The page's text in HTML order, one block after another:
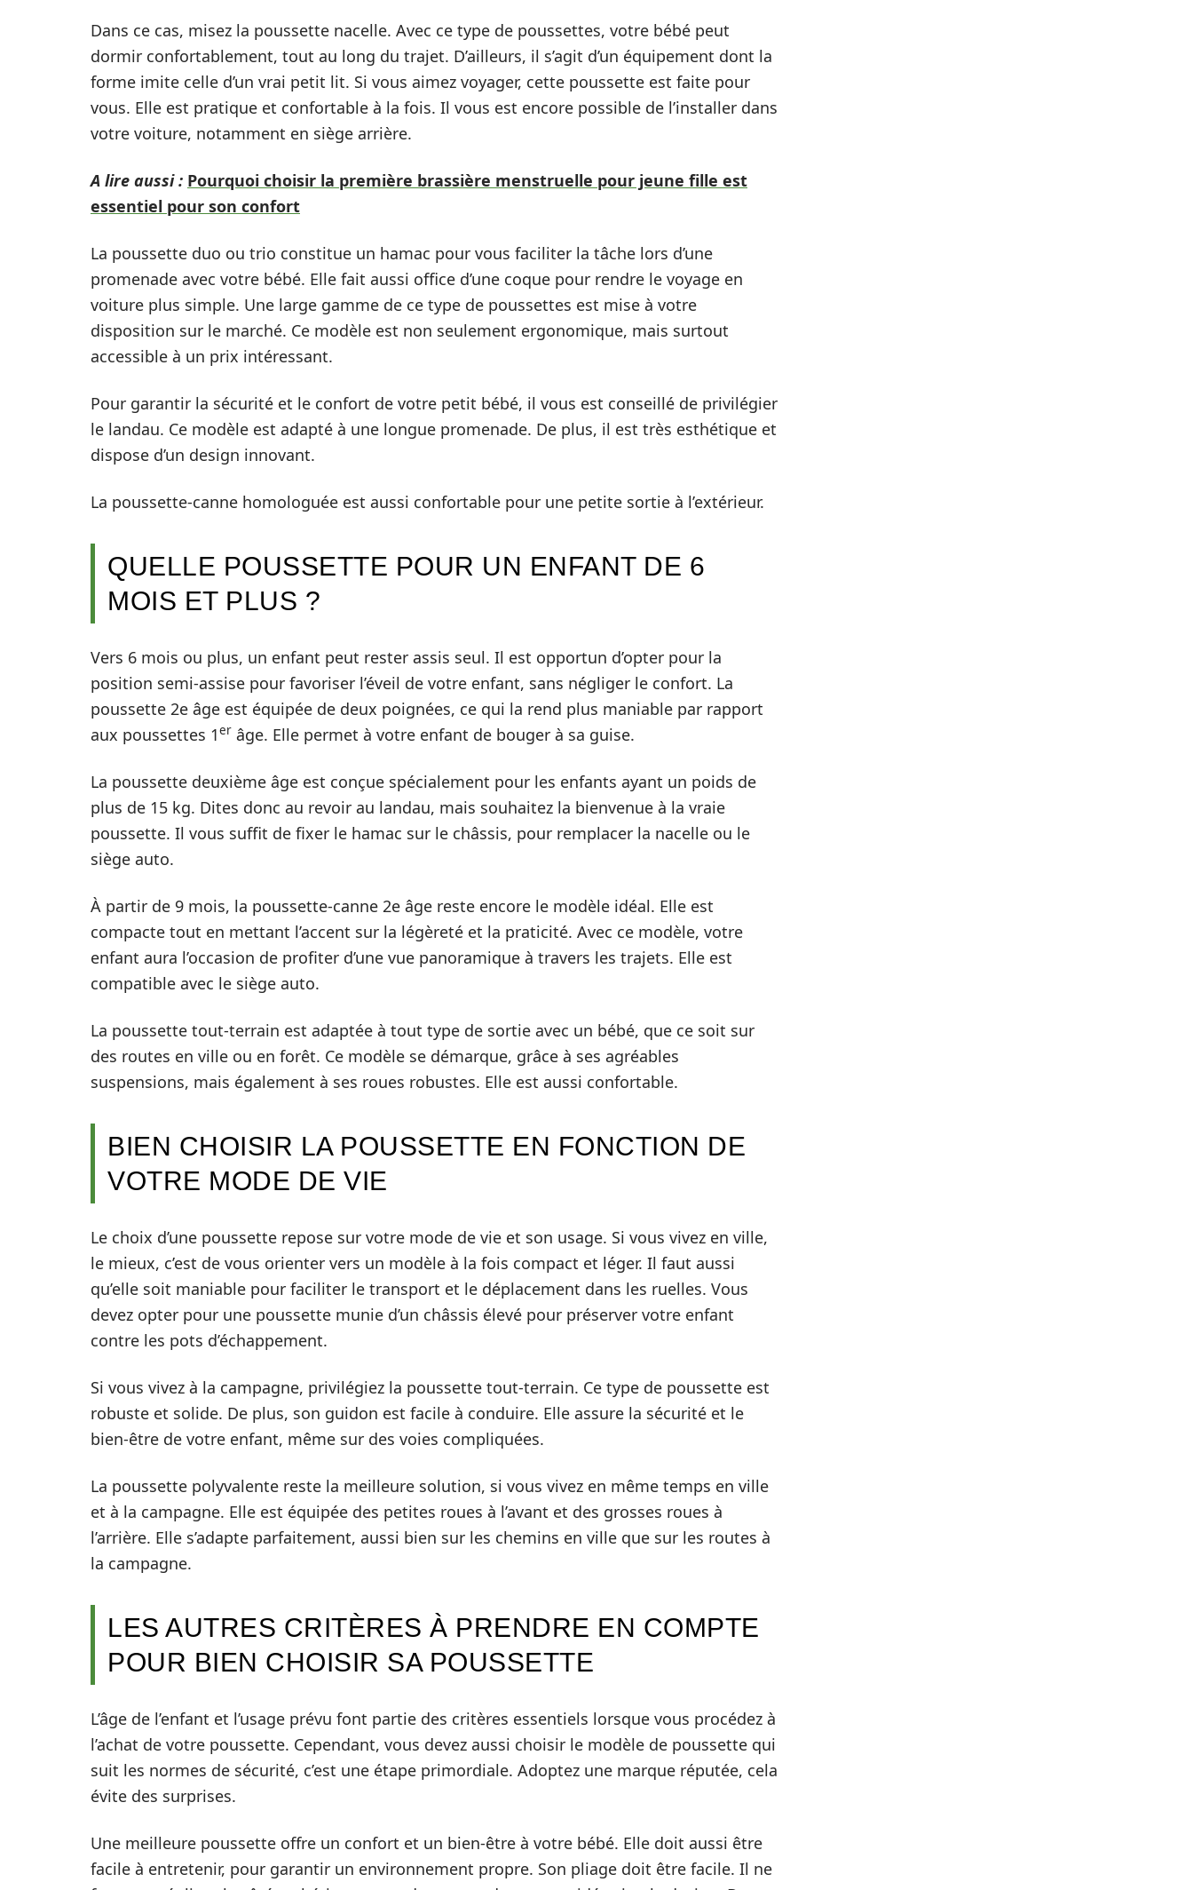
Dans ce cas, misez la poussette nacelle. Avec ce type de poussettes, votre bébé peut
dormir confortablement, tout au long du trajet. D’ailleurs, il s’agit d’un équipement dont la
forme imite celle d’un vrai petit lit. Si vous aimez voyager, cette poussette est faite pour
vous. Elle est pratique et confortable à la fois. Il vous est encore possible de l’installer dans
votre voiture, notamment en siège arrière.
A lire aussi : Pourquoi choisir la première brassière menstruelle pour jeune fille est
essentiel pour son confort
La poussette duo ou trio constitue un hamac pour vous faciliter la tâche lors d’une
promenade avec votre bébé. Elle fait aussi office d’une coque pour rendre le voyage en
voiture plus simple. Une large gamme de ce type de poussettes est mise à votre
disposition sur le marché. Ce modèle est non seulement ergonomique, mais surtout
accessible à un prix intéressant.
Pour garantir la sécurité et le confort de votre petit bébé, il vous est conseillé de privilégier
le landau. Ce modèle est adapté à une longue promenade. De plus, il est très esthétique et
dispose d’un design innovant.
La poussette-canne homologuée est aussi confortable pour une petite sortie à l’extérieur.
QUELLE POUSSETTE POUR UN ENFANT DE 6
MOIS ET PLUS ?
Vers 6 mois ou plus, un enfant peut rester assis seul. Il est opportun d’opter pour la
position semi-assise pour favoriser l’éveil de votre enfant, sans négliger le confort. La
poussette 2e âge est équipée de deux poignées, ce qui la rend plus maniable par rapport
aux poussettes 1er âge. Elle permet à votre enfant de bouger à sa guise.
La poussette deuxième âge est conçue spécialement pour les enfants ayant un poids de
plus de 15 kg. Dites donc au revoir au landau, mais souhaitez la bienvenue à la vraie
poussette. Il vous suffit de fixer le hamac sur le châssis, pour remplacer la nacelle ou le
siège auto.
À partir de 9 mois, la poussette-canne 2e âge reste encore le modèle idéal. Elle est
compacte tout en mettant l’accent sur la légèreté et la praticité. Avec ce modèle, votre
enfant aura l’occasion de profiter d’une vue panoramique à travers les trajets. Elle est
compatible avec le siège auto.
La poussette tout-terrain est adaptée à tout type de sortie avec un bébé, que ce soit sur
des routes en ville ou en forêt. Ce modèle se démarque, grâce à ses agréables
suspensions, mais également à ses roues robustes. Elle est aussi confortable.
BIEN CHOISIR LA POUSSETTE EN FONCTION DE
VOTRE MODE DE VIE
Le choix d’une poussette repose sur votre mode de vie et son usage. Si vous vivez en ville,
le mieux, c’est de vous orienter vers un modèle à la fois compact et léger. Il faut aussi
qu’elle soit maniable pour faciliter le transport et le déplacement dans les ruelles. Vous
devez opter pour une poussette munie d’un châssis élevé pour préserver votre enfant
contre les pots d’échappement.
Si vous vivez à la campagne, privilégiez la poussette tout-terrain. Ce type de poussette est
robuste et solide. De plus, son guidon est facile à conduire. Elle assure la sécurité et le
bien-être de votre enfant, même sur des voies compliquées.
La poussette polyvalente reste la meilleure solution, si vous vivez en même temps en ville
et à la campagne. Elle est équipée des petites roues à l’avant et des grosses roues à
l’arrière. Elle s’adapte parfaitement, aussi bien sur les chemins en ville que sur les routes à
la campagne.
LES AUTRES CRITÈRES À PRENDRE EN COMPTE
POUR BIEN CHOISIR SA POUSSETTE
L’âge de l’enfant et l’usage prévu font partie des critères essentiels lorsque vous procédez à
l’achat de votre poussette. Cependant, vous devez aussi choisir le modèle de poussette qui
suit les normes de sécurité, c’est une étape primordiale. Adoptez une marque réputée, cela
évite des surprises.
Une meilleure poussette offre un confort et un bien-être à votre bébé. Elle doit aussi être
facile à entretenir, pour garantir un environnement propre. Son pliage doit être facile. Il ne